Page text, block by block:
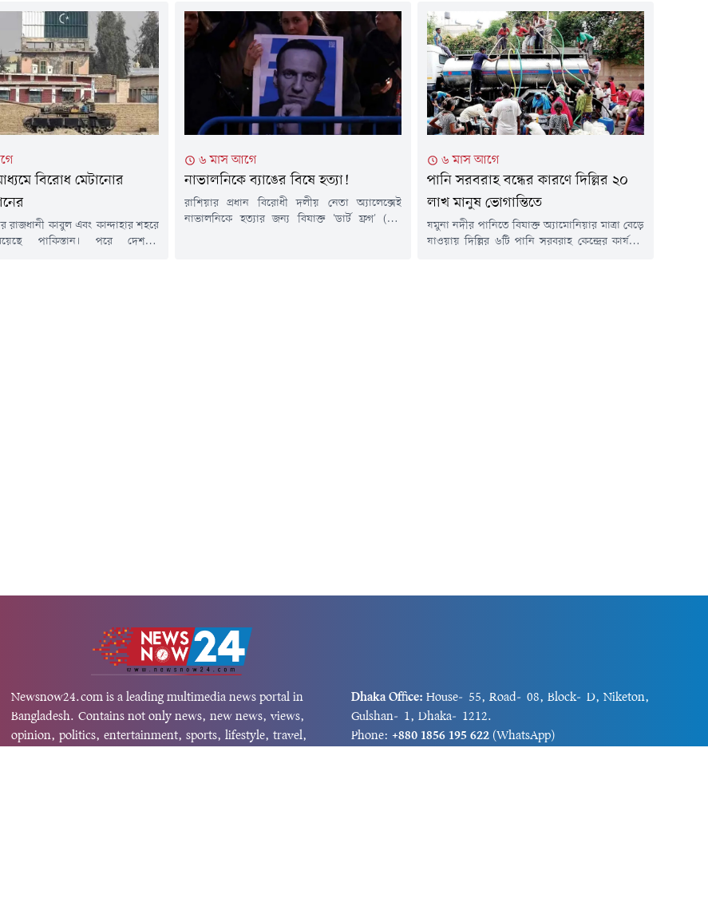
উপদেষ্টা জাহেদ উর রহমান।মঙ্গলবার
সরকারের সাম্প্রতিক
জানাতে আয়োজিত নিয়মিত সংবাদ
জবাবে এ কথা জানান তিনি।
বিক্রি হওয়া বেশিরভাগ টুথপেস্টেই
উপস্থিতি...
ডিস্ট্রিবিউশন কোম্পানি লিমিটেডের আওতাধীন
এলাকায় পর্যায়ক্রমে এ রক্ষণাবেক্ষণ কাজ পরিচালিত
হবে। এ কারণে ২৮ জুলাই (মঙ্গলবার)...
এতে অংশ নেন কয়েকশ মুসল্লি।সৌদি আরবের সাথে
মিল রেখে রাজধানীর পান্থপথে সামুরাই কনভেনশন
সেন্টারে পবিত্র ঈদুল আজহার নামাজ অনুষ্ঠিত...
বিরোধ মেটানোর
রাজধানী কাবুল এবং কান্দাহার শহরে
পাকিস্তান। পরে দেশটির
৬ মাস আগে
নাভালনিকে ব্যাঙের বিষে হত্যা!
রাশিয়ার প্রধান বিরোধী দলীয় নেতা অ্যালেক্সেই
নাভালনিকে হত্যার জন্য বিষাক্ত 'ডার্ট ফ্রগ' (এক
৬ মাস আগে
পানি সরবরাহ বন্ধের কারণে দিল্লির ২০
লাখ মানুষ ভোগান্তিতে
যমুনা নদীর পানিতে বিষাক্ত অ্যামোনিয়ার মাত্রা বেড়ে
যাওয়ায় দিল্লির ৬টি পানি সরবরাহ কেন্দ্রের কার্যক্রম
Newsnow24.com is a leading multimedia news portal in
Bangladesh. Contains not only news, new news, views,
opinion, politics, entertainment, sports, lifestyle, travel,
Dhaka Office: House-55, Road-08, Block-D, Niketon,
Gulshan-1, Dhaka-1212.
Phone: +880 1856 195 622 (WhatsApp)